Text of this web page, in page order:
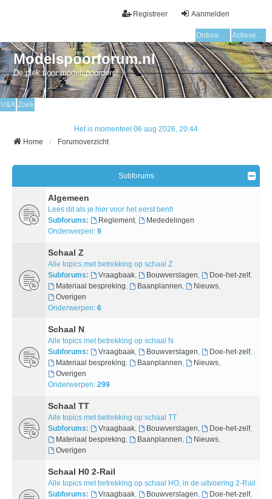
Aanmelden
Registreer
Onbeantwoorde onderwerpen Actieve onderwerpen
Modelspoorforum.nl
De plek voor modelspoorders!
V&A Zoek
Het is momenteel 06 aug 2026, 20:44
Home
Forumoverzicht
Subforums
Algemeen
Lees dit als je hier voor het eerst bent!
Subforums:
Reglement,
Mededelingen
Onderwerpen: 9
Schaal Z
Alle topics met betrekking op schaal Z
Subforums:
Vraagbaak, Bouwverslagen, Doe-het-zelf,
Materiaal bespreking, Baanplannen, Nieuws,
Overigen
Onderwerpen: 6
Schaal N
Alle topics met betrekking op schaal N
Subforums:
Vraagbaak, Bouwverslagen, Doe-het-zelf,
Materiaal bespreking, Baanplannen, Nieuws,
Overigen
Onderwerpen: 299
Schaal TT
Alle topics met betrekking op schaal TT
Subforums:
Vraagbaak, Bouwverslagen, Doe-het-zelf,
Materiaal bespreking, Baanplannen, Nieuws,
Overigen
Schaal H0 2-Rail
Alle topics met betrekking op schaal HO, in de uitvoering 2-Rail
Subforums:
Vraagbaak, Bouwverslagen, Doe-het-zelf,